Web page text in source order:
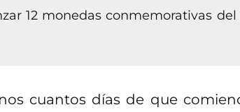
12 monedas conmemorativas
cuantos días de que